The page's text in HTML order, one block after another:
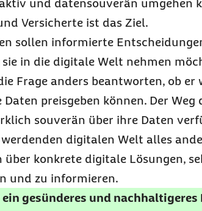
und datensouverän umgehen
Versicherte ist das Ziel.
sollen informierte
in die digitale Welt nehmen
Frage anders beantworten, ob er
Daten preisgeben können. Der Weg
souverän über ihre Daten
digitalen Welt alles
über konkrete digitale Lösungen,
und zu informieren.
gesünderes und nachhaltigeres